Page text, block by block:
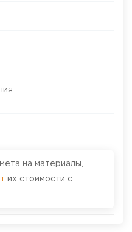
на материалы,
их стоимости с